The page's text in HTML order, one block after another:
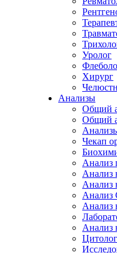
Уролог
Хирург
Анализы
Общий
Общий
Чекап
Анализ
Анализ
Анализ
Анализ